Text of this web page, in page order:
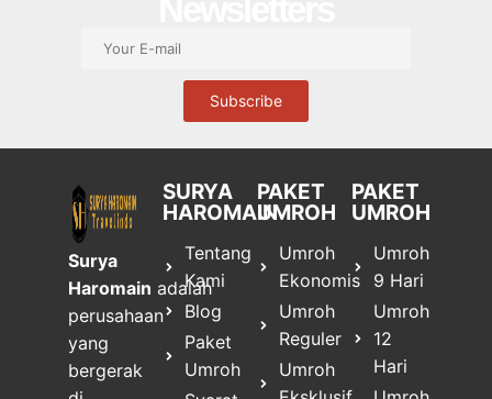
Surya
Haromain adalah
perusahaan
yang
bergerak
SURYA
HAROMAIN
Tentang
Kami
Blog
Paket
Umroh
PAKET
UMROH
Umroh
Ekonomis
Umroh
Reguler
Umroh
PAKET
UMROH
Umroh
9 Hari
Umroh
12
Hari